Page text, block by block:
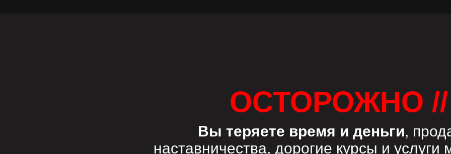
ОСТОРОЖНО //
Вы теряете время и деньги,
наставничества, дорогие курсы и услуги